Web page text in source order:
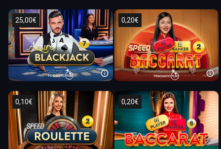
25,00€ 0,20€
0,10€ 0,20€